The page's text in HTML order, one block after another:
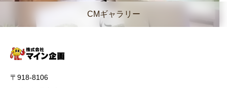
CMギャラリー
〒918-8106